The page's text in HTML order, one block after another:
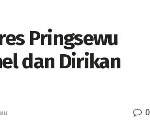
Pringsewu
dan Dirikan
0